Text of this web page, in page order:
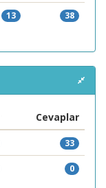
13 38
Cevaplar
33
0